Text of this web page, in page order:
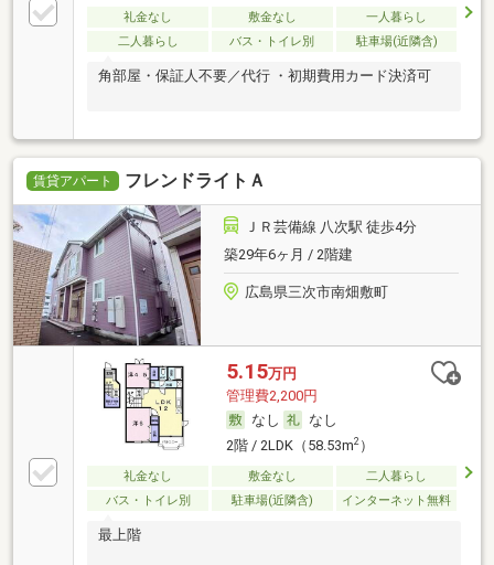
礼金なし 敷金なし
一人暮らし
二人暮らし
バス・トイレ別 駐車場(近隣含)
角部屋・保証人不要／代行 ・初期費用カード決済可
賃貸アパート フレンドライトＡ
ＪＲ芸備線 八次駅 徒歩4分
築29年6ヶ月 / 2階建
広島県三次市南畑敷町
5.15万円
管理費2,200円
なし
なし
2階 / 2LDK（58.53m2）
礼金なし 敷金なし
二人暮らし
バス・トイレ別
駐車場(近隣含) インターネット無料
最上階